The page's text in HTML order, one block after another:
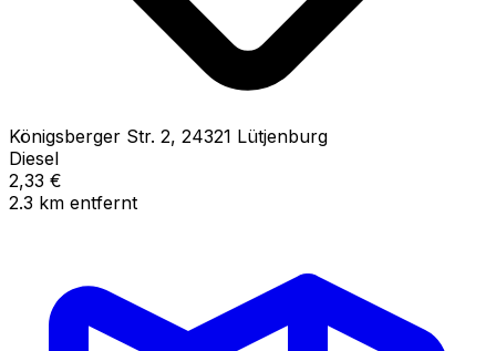
Königsberger Str. 2, 24321 Lütjenburg
Diesel
2,33 €
2.3 km entfernt